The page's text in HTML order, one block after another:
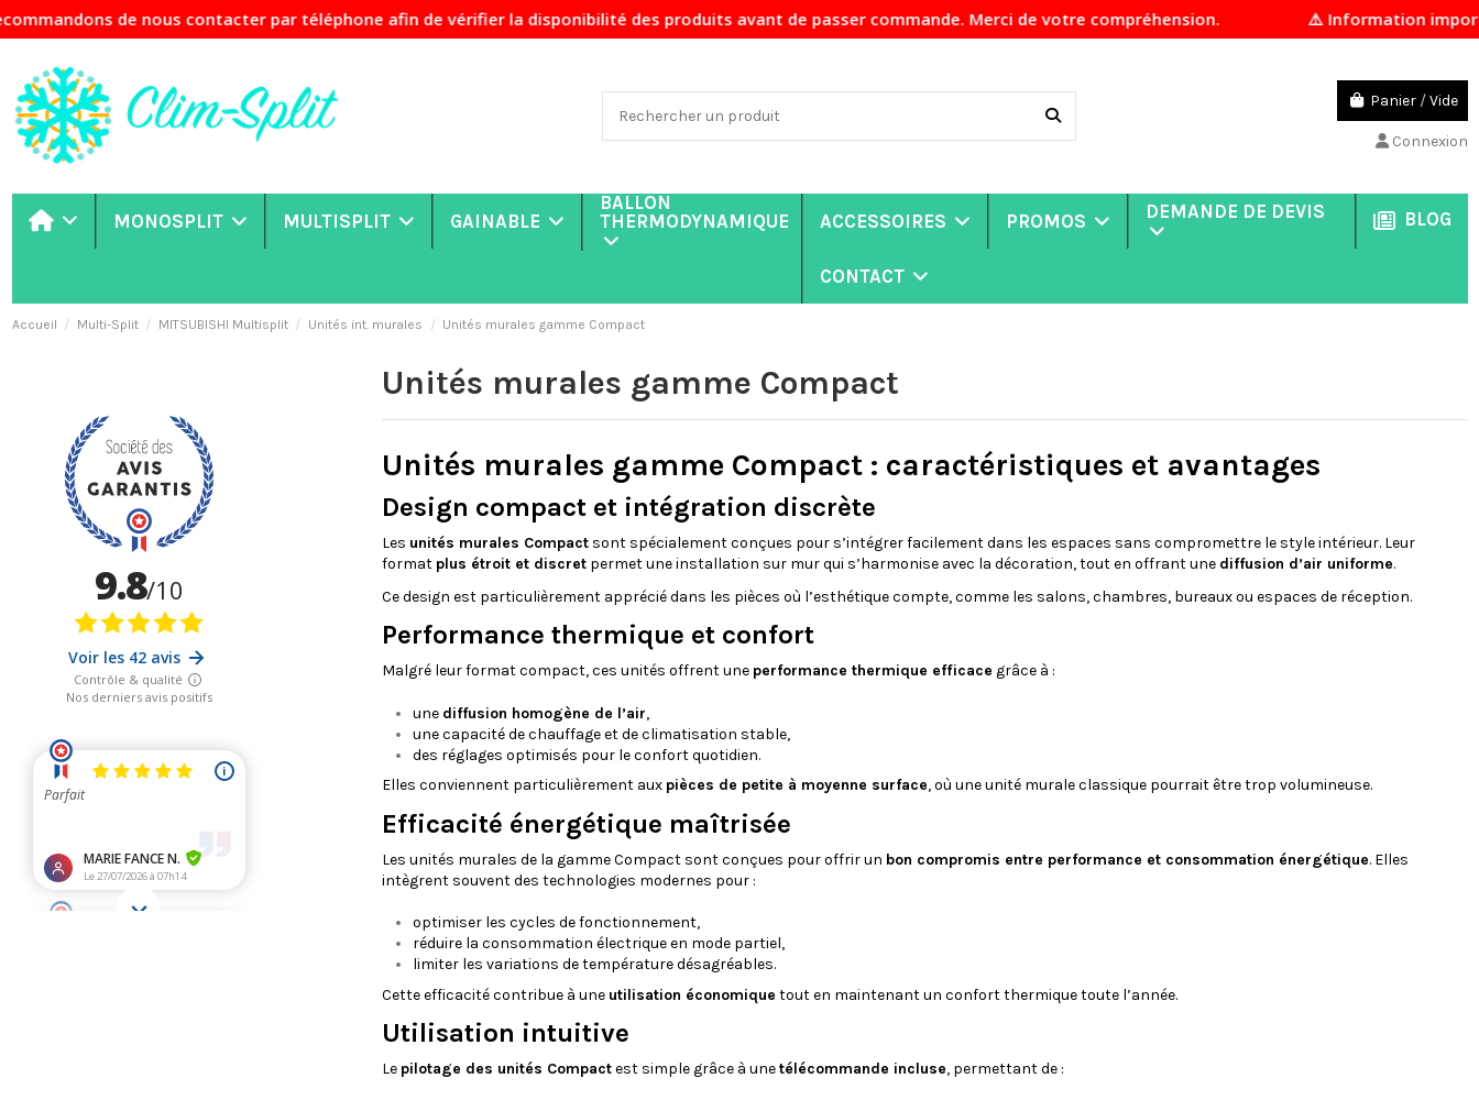
de nous contacter par téléphone afin de vérifier la disponibilité des produits avant de passer commande. Merci de votre compréhension. ⚠️ Information importante
Panier /Vide
Connexion
MONOSPLIT MULTISPLIT GAINABLE
BALLON
THERMODYNAMIQUE
ACCESSOIRES PROMOS DEMANDE DE DEVIS BLOG
CONTACT
Accueil Multi-Split MITSUBISHI Multisplit Unités int. murales Unités murales gamme Compact
Unités murales gamme Compact
Unités murales gamme Compact : caractéristiques et avantages
Design compact et intégration discrète
Les unités murales Compactsont spécialement conçues pour s’intégrer facilement dans les espaces sans compromettre le style intérieur. Leur
format plus étroit et discretpermet une installation sur mur qui s’harmonise avec la décoration, tout en offrant une diffusion d’air uniforme.
Ce design est particulièrement apprécié dans les pièces où l’esthétique compte, comme les salons, chambres, bureaux ou espaces de réception.
Performance thermique et confort
Malgré leur format compact, ces unités offrent une performance thermique efficace grâce à :
une diffusion homogène de l’air,
une capacité de chauffage et de climatisation stable,
des réglages optimisés pour le confort quotidien.
Elles conviennent particulièrement aux pièces de petite à moyenne surface, où une unité murale classique pourrait être trop volumineuse.
Efficacité énergétique maîtrisée
Les unités murales de la gamme Compact sont conçues pour offrir un bon compromis entre performance et consommation énergétique. Elles
intègrent souvent des technologies modernes pour :
optimiser les cycles de fonctionnement,
réduire la consommation électrique en mode partiel,
limiter les variations de température désagréables.
Cette efficacité contribue à une utilisation économique tout en maintenant un confort thermique toute l’année.
Utilisation intuitive
Le pilotage des unités Compactest simple grâce à unetélécommande incluse, permettant de :